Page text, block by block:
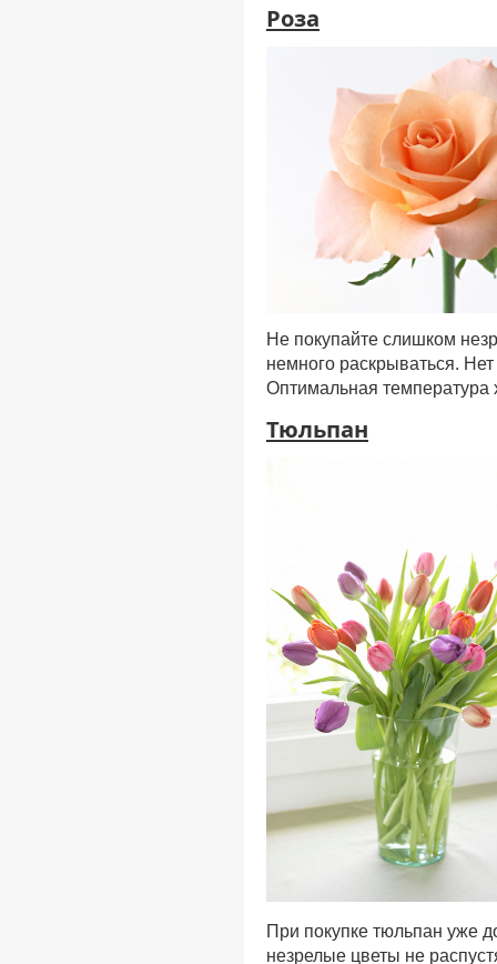
Роза
Не покупайте слишком
немного раскрываться.
Оптимальная
Тюльпан
При покупке тюльпан уже
незрелые цветы не